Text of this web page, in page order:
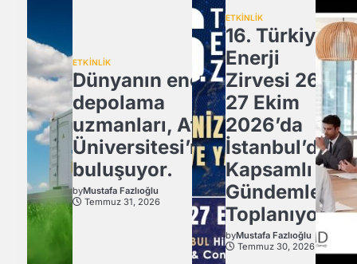
ETKİNLİK
Dünyanın enerji
depolama
uzmanları, Atlas
Üniversitesi’nde
buluşuyor.
byMustafa Fazlıoğlu
Temmuz 31, 2026
ETKİNLİK
16. Türkiye
Enerji
Zirvesi 26-
27 Ekim
2026’da
İstanbul’da
Kapsamlı
Gündemle
Toplanıyor.
byMustafa Fazlıoğlu
Temmuz 30, 2026